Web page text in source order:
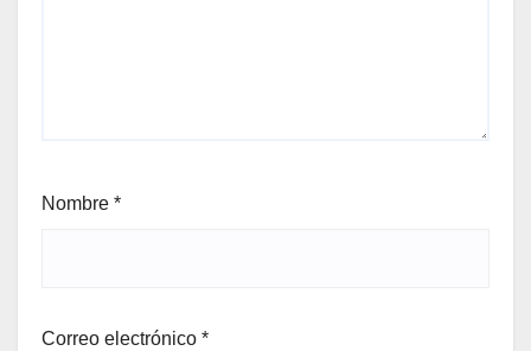
Nombre *
Correo electrónico *